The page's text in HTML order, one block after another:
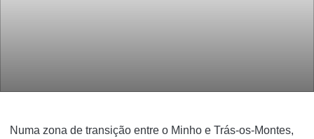
Numa zona de transição entre o Minho e Trás-os-Montes,